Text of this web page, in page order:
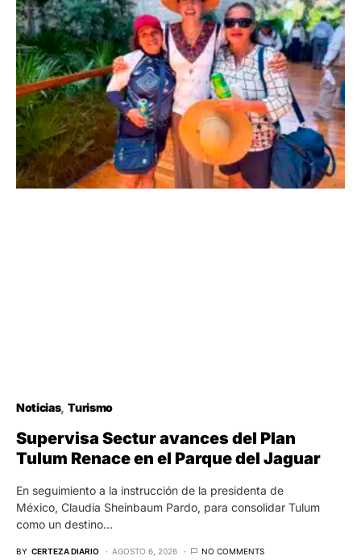
Noticias Turismo
Supervisa Sectur avances del Plan
Tulum Renace en el Parque del Jaguar
En seguimiento a la instrucción de la presidenta de
México, Claudia Sheinbaum Pardo, para consolidar Tulum
como un destino…
BY CERTEZA DIARIO AGOSTO 6, 2026 NO COMMENTS